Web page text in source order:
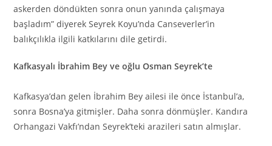
askerden döndükten sonra onun yanında çalışmaya
başladım” diyerek Seyrek Koyu’nda Canseverler’in
balıkçılıkla ilgili katkılarını dile getirdi.
Kafkasyalı İbrahim Bey ve oğlu Osman Seyrek’te
Kafkasya’dan gelen İbrahim Bey ailesi ile önce İstanbul’a,
sonra Bosna’ya gitmişler. Daha sonra dönmüşler. Kandıra
Orhangazi Vakfı’ndan Seyrek’teki arazileri satın almışlar.